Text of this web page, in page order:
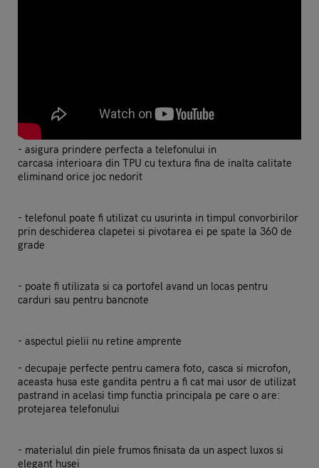
- asigura prindere perfecta a telefonului in
carcasa interioara din TPU cu textura fina de inalta calitate
eliminand orice joc nedorit
- telefonul poate fi utilizat cu usurinta in timpul convorbirilor
prin deschiderea clapetei si pivotarea ei pe spate la 360 de
grade
- poate fi utilizata si ca portofel avand un locas pentru
carduri sau pentru bancnote
- aspectul pielii nu retine amprente
- decupaje perfecte pentru camera foto, casca si microfon,
aceasta husa este gandita pentru a fi cat mai usor de utilizat
pastrand in acelasi timp functia principala pe care o are:
protejarea telefonului
- materialul din piele frumos finisata da un aspect luxos si
elegant husei